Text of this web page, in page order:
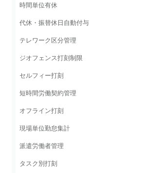
時間単位有休
代休・振替休日自動付与
テレワーク区分管理
ジオフェンス打刻制限
セルフィー打刻
短時間労働契約管理
オフライン打刻
現場単位勤怠集計
派遣労働者管理
タスク別打刻